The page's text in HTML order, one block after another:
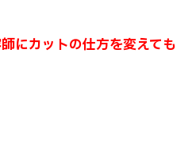
にカットの仕方を変えても